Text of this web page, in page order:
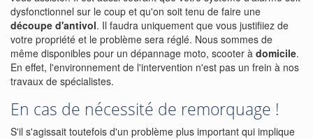
dysfonctionnel sur le coup et qu'on soit tenu de faire une
découpe d'antivol. Il faudra uniquement que vous justifiiez de
votre propriété et le problème sera réglé. Nous sommes de
même disponibles pour un dépannage moto, scooter à domicile.
En effet, l'environnement de l'intervention n'est pas un frein à nos
travaux de spécialistes.
En cas de nécessité de remorquage !
S'il s'agissait toutefois d'un problème plus important qui implique